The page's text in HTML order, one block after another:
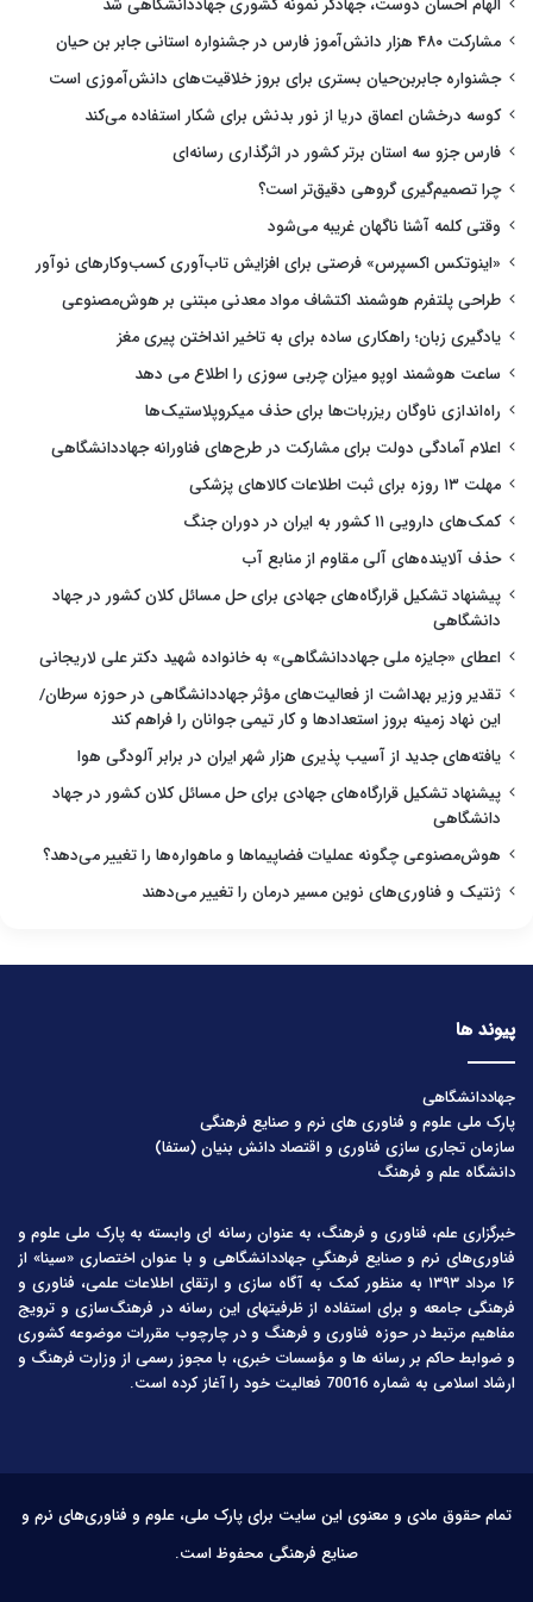
مشارکت ۴۸۰ هزار دانش‌آموز فارس در جشنواره استانی جابر بن حیان
جشنواره جابربن‌حیان بستری برای بروز خلاقیت‌های دانش‌آموزی است
کوسه درخشان اعماق دریا از نور بدنش برای شکار استفاده می‌کند
فارس جزو سه استان برتر کشور در اثرگذاری رسانه‌ای
چرا تصمیم‌گیری گروهی دقیق‌تر است؟
وقتی کلمه آشنا ناگهان غریبه می‌شود
«اینوتکس اکسپرس» فرصتی برای افزایش تاب‌آوری کسب‌وکارهای نوآور
طراحی پلتفرم هوشمند اکتشاف مواد معدنی مبتنی بر هوش‌مصنوعی
یادگیری زبان؛ راهکاری ساده برای به تاخیر انداختن پیری مغز
ساعت هوشمند اوپو میزان چربی سوزی را اطلاع می دهد
راه‌اندازی ناوگان ریزربات‌ها برای حذف میکروپلاستیک‌ها
اعلام آمادگی دولت برای مشارکت در طرح‌های فناورانه جهاددانشگاهی
مهلت ۱۳ روزه برای ثبت اطلاعات کالاهای پزشکی
کمک‌های دارویی ۱۱ کشور به ایران در دوران جنگ
حذف آلاینده‌های آلی مقاوم از منابع آب
پیشنهاد تشکیل قرارگاه‌های جهادی برای حل مسائل کلان کشور در جهاد
دانشگاهی
اعطای «جایزه ملی جهاددانشگاهی» به خانواده شهید دکتر علی لاریجانی
تقدیر وزیر بهداشت از فعالیت‌های مؤثر جهاددانشگاهی در حوزه سرطان/
این نهاد زمینه بروز استعدادها و کار تیمی جوانان را فراهم کند
یافته‌های جدید از آسیب پذیری هزار شهر ایران در برابر آلودگی هوا
پیشنهاد تشکیل قرارگاه‌های جهادی برای حل مسائل کلان کشور در جهاد
دانشگاهی
هوش‌مصنوعی چگونه عملیات فضاپیماها و ماهواره‌ها را تغییر می‌دهد؟
ژنتیک و فناوری‌های نوین مسیر درمان را تغییر می‌دهند
پیوند ها
جهاددانشگاهی
پارک ملی علوم و فناوری های نرم و صنایع فرهنگی
سازمان تجاری سازی فناوری و اقتصاد دانش بنیان (ستفا)
دانشگاه علم و فرهنگ
خبرگزاری علم، فناوری و فرهنگ، به عنوان رسانه ای وابسته به پارک ملی علوم و
فناوری‌های نرم و صنایع فرهنگیِ جهاددانشگاهی و با عنوان اختصاری «سینا» از
۱۶ مرداد ۱۳۹۳ به منظور کمک به آگاه سازی و ارتقای اطلاعات علمی، فناوری و
فرهنگی جامعه و برای استفاده از ظرفیتهای این رسانه در فرهنگ‌سازی و ترویج
مفاهیم مرتبط در حوزه فناوری و فرهنگ و در چارچوب مقررات موضوعه کشوری
و ضوابط حاکم بر رسانه ها و مؤسسات خبری، با مجوز رسمی از وزارت فرهنگ و
ارشاد اسلامی به شماره 70016 فعالیت خود را آغاز کرده است.
تمام حقوق مادی و معنوی این سایت برای پارک ملی، علوم و فناوری‌های نرم و
صنایع فرهنگی محفوظ است.